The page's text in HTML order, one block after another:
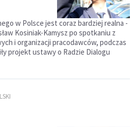
w Polsce jest coraz bardziej realna -
Kosiniak-Kamysz po spotkaniu z
i organizacji pracodawców, podczas
projekt ustawy o Radzie Dialogu